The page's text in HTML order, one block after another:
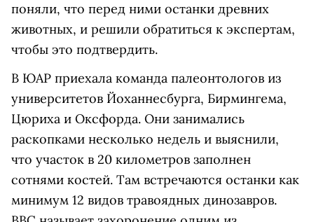
поняли, что перед ними останки древних
животных, и решили обратиться к экспертам,
чтобы это подтвердить.
В ЮАР приехала команда палеонтологов из
университетов Йоханнесбурга, Бирмингема,
Цюриха и Оксфорда. Они занимались
раскопками несколько недель и выяснили,
что участок в 20 километров заполнен
сотнями костей. Там встречаются останки как
минимум 12 видов травоядных динозавров.